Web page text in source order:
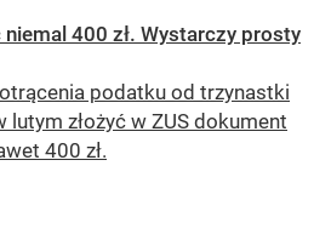
400 zł. Wystarczy prosty
podatku od trzynastki
złożyć w ZUS dokument
400 zł.